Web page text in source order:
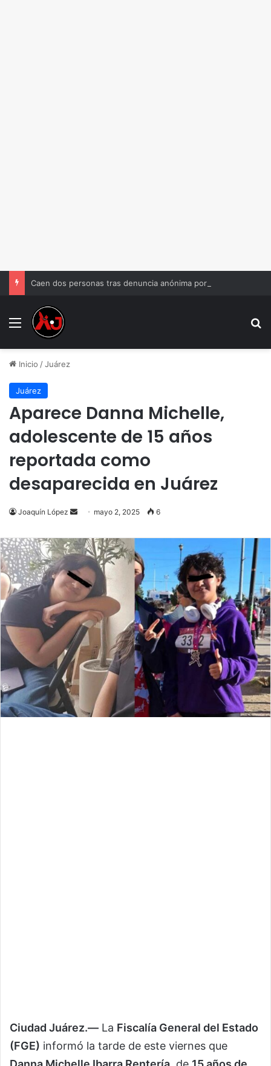
Menu
Inicio /Juárez
Juárez
Aparece Danna Michelle,
adolescente de 15 años
reportada como
desaparecida en Juárez
Joaquín López
Send
email
mayo 2, 2025 6
Ciudad Juárez.— La Fiscalía General del Estado
(FGE) informó la tarde de este viernes que